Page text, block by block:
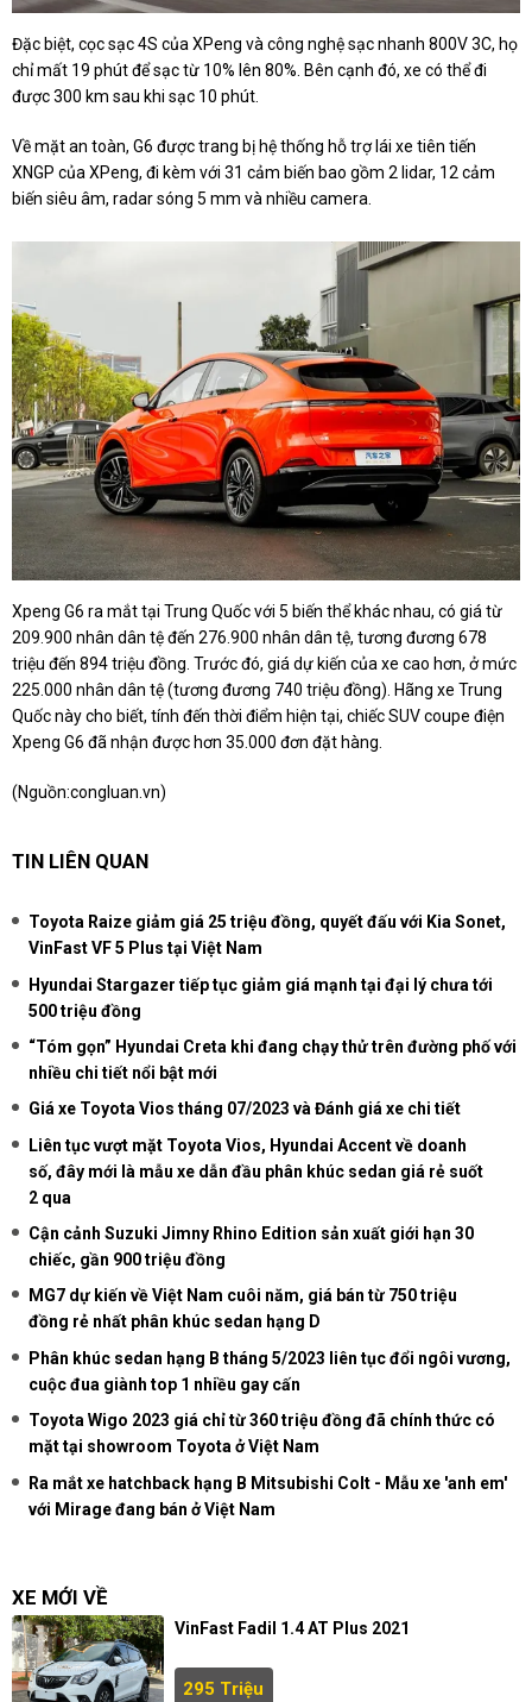
Đặc biệt, cọc sạc 4S của XPeng và công nghệ sạc nhanh 800V 3C, họ
chỉ mất 19 phút để sạc từ 10% lên 80%. Bên cạnh đó, xe có thể đi
được 300 km sau khi sạc 10 phút.
Về mặt an toàn, G6 được trang bị hệ thống hỗ trợ lái xe tiên tiến
XNGP của XPeng, đi kèm với 31 cảm biến bao gồm 2 lidar, 12 cảm
biến siêu âm, radar sóng 5 mm và nhiều camera.
Xpeng G6 ra mắt tại Trung Quốc với 5 biến thể khác nhau, có giá từ
209.900 nhân dân tệ đến 276.900 nhân dân tệ, tương đương 678
triệu đến 894 triệu đồng. Trước đó, giá dự kiến của xe cao hơn, ở mức
225.000 nhân dân tệ (tương đương 740 triệu đồng). Hãng xe Trung
Quốc này cho biết, tính đến thời điểm hiện tại, chiếc SUV coupe điện
Xpeng G6 đã nhận được hơn 35.000 đơn đặt hàng.
(Nguồn:congluan.vn)
TIN LIÊN QUAN
Toyota Raize giảm giá 25 triệu đồng, quyết đấu với Kia Sonet,
VinFast VF 5 Plus tại Việt Nam
Hyundai Stargazer tiếp tục giảm giá mạnh tại đại lý chưa tới
500 triệu đồng
“Tóm gọn” Hyundai Creta khi đang chạy thử trên đường phố với
nhiều chi tiết nổi bật mới
Giá xe Toyota Vios tháng 07/2023 và Đánh giá xe chi tiết
Liên tục vượt mặt Toyota Vios, Hyundai Accent về doanh
số, đây mới là mẫu xe dẫn đầu phân khúc sedan giá rẻ suốt
2 qua
Cận cảnh Suzuki Jimny Rhino Edition sản xuất giới hạn 30
chiếc, gần 900 triệu đồng
MG7 dự kiến về Việt Nam cuôi năm, giá bán từ 750 triệu
đồng rẻ nhất phân khúc sedan hạng D
Phân khúc sedan hạng B tháng 5/2023 liên tục đổi ngôi vương,
cuộc đua giành top 1 nhiều gay cấn
Toyota Wigo 2023 giá chỉ từ 360 triệu đồng đã chính thức có
mặt tại showroom Toyota ở Việt Nam
Ra mắt xe hatchback hạng B Mitsubishi Colt - Mẫu xe 'anh em'
với Mirage đang bán ở Việt Nam
XE MỚI VỀ
VinFast Fadil 1.4 AT Plus 2021
295 Triệu